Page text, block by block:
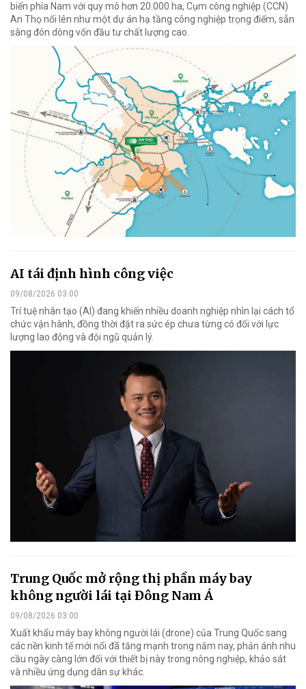
biển phía Nam với quy mô hơn 20.000 ha, Cụm công nghiệp (CCN)
An Thọ nổi lên như một dự án hạ tầng công nghiệp trọng điểm, sẵn
sàng đón dòng vốn đầu tư chất lượng cao.
AI tái định hình công việc
09/08/2026 03:00
Trí tuệ nhân tạo (AI) đang khiến nhiều doanh nghiệp nhìn lại cách tổ
chức vận hành, đồng thời đặt ra sức ép chưa từng có đối với lực
lượng lao động và đội ngũ quản lý.
Trung Quốc mở rộng thị phần máy bay
không người lái tại Đông Nam Á
09/08/2026 03:00
Xuất khẩu máy bay không người lái (drone) của Trung Quốc sang
các nền kinh tế mới nổi đã tăng mạnh trong năm nay, phản ánh nhu
cầu ngày càng lớn đối với thiết bị này trong nông nghiệp, khảo sát
và nhiều ứng dụng dân sự khác.